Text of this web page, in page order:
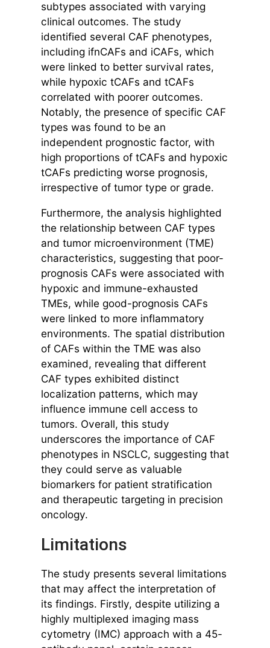
subtypes associated with varying
clinical outcomes. The study
identified several CAF phenotypes,
including ifnCAFs and iCAFs, which
were linked to better survival rates,
while hypoxic tCAFs and tCAFs
correlated with poorer outcomes.
Notably, the presence of specific CAF
types was found to be an
independent prognostic factor, with
high proportions of tCAFs and hypoxic
tCAFs predicting worse prognosis,
irrespective of tumor type or grade.
Furthermore, the analysis highlighted
the relationship between CAF types
and tumor microenvironment (TME)
characteristics, suggesting that poor-
prognosis CAFs were associated with
hypoxic and immune-exhausted
TMEs, while good-prognosis CAFs
were linked to more inflammatory
environments. The spatial distribution
of CAFs within the TME was also
examined, revealing that different
CAF types exhibited distinct
localization patterns, which may
influence immune cell access to
tumors. Overall, this study
underscores the importance of CAF
phenotypes in NSCLC, suggesting that
they could serve as valuable
biomarkers for patient stratification
and therapeutic targeting in precision
oncology.
Limitations
The study presents several limitations
that may affect the interpretation of
its findings. Firstly, despite utilizing a
highly multiplexed imaging mass
cytometry (IMC) approach with a 45-